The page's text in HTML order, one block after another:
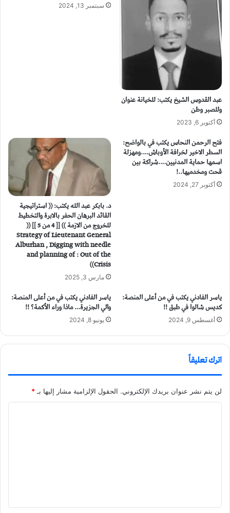
عبد القدوس الشيخ يكتب: للخيانة عنوان
وللصبر وطن
أكتوبر 6, 2023
سبتمبر 13, 2024
فتح الرحمن النحاس يكتب في بالواضح:
السطر الاخير لخرافة الأوباش….ومهزلة
اسمها حماية المدنيين….شراكة بين
قحت ومخدميها..!
أكتوبر 27, 2024
د. بابكر عبد الله يكتب: (( استراتيجية
القائد البرهان الحفر بالابرة والتخطيط
للخروج من الازمة )) [[ 4 من 5 ]] ((
Strategy of Lieutenant General
Alburhan , Digging with needle
and planning of : Out of the
Crisis))
مارس 3, 2025
ياسر الفادني يكتب في من أعلى المنصة:
كديس شالوا في طبق !!
أغسطس 9, 2024
ياسر الفادني يكتب في من أعلى المنصة:
والي الجزيرة… ماذا وراء الأكمة؟ !!
يونيو 8, 2024
اترك تعليقاً
لن يتم نشر عنوان بريدك الإلكتروني. الحقول الإلزامية مشار إليها بـ *